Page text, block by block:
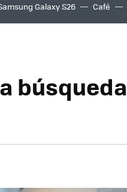
Galaxy S26 Café
búsqueda